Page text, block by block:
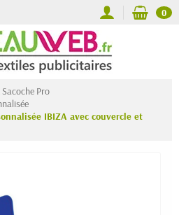
0
Pro
IBIZA avec couvercle et